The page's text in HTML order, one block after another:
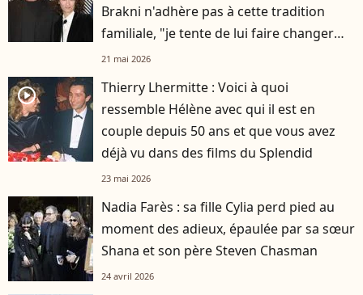
Brakni n'adhère pas à cette tradition
familiale, "je tente de lui faire changer
d'avis"
21 mai 2026
player2
Thierry Lhermitte : Voici à quoi
ressemble Hélène avec qui il est en
couple depuis 50 ans et que vous avez
déjà vu dans des films du Splendid
23 mai 2026
Nadia Farès : sa fille Cylia perd pied au
moment des adieux, épaulée par sa sœur
Shana et son père Steven Chasman
24 avril 2026